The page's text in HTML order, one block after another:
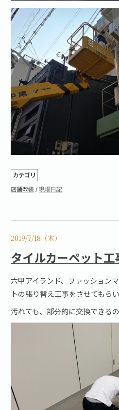
カテゴリ
店舗改装 /現場日記
2019/7/18（木）
タイルカーペット工
六甲アイランド、ファッション
トの張り替え工事をさせてもら
汚れても、部分的に交換できる